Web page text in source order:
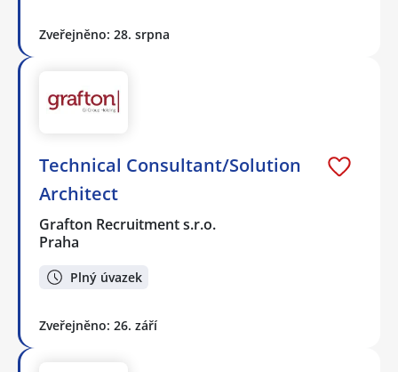
Zveřejněno: 28. srpna
Technical Consultant/Solution
Architect
Grafton Recruitment s.r.o.
Praha
Plný úvazek
Zveřejněno: 26. září